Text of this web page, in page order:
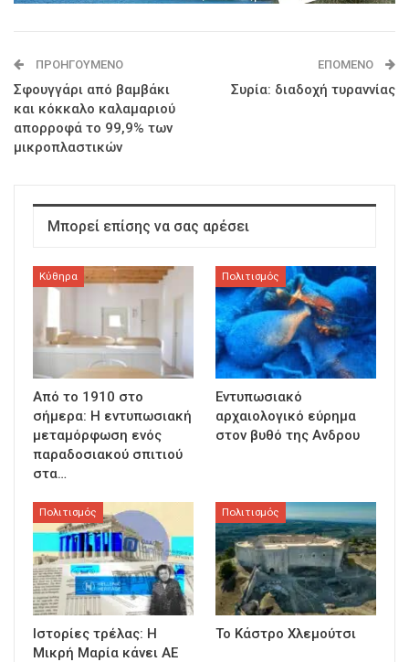
ΠΡΟΗΓΟΎΜΕΝΟ
Σφουγγάρι από βαμβάκι
και κόκκαλο καλαμαριού
απορροφά το 99,9% των
μικροπλαστικών
ΕΠΌΜΕΝΟ
Συρία: διαδοχή τυραννίας
Μπορεί επίσης να σας αρέσει
Κύθηρα
Από το 1910 στο
σήμερα: Η εντυπωσιακή
μεταμόρφωση ενός
παραδοσιακού σπιτιού
στα…
Πολιτισμός
Εντυπωσιακό
αρχαιολογικό εύρημα
στον βυθό της Ανδρου
Πολιτισμός
Ιστορίες τρέλας: Η
Μικρή Μαρία κάνει ΑΕ
Πολιτισμός
Το Κάστρο Χλεμούτσι